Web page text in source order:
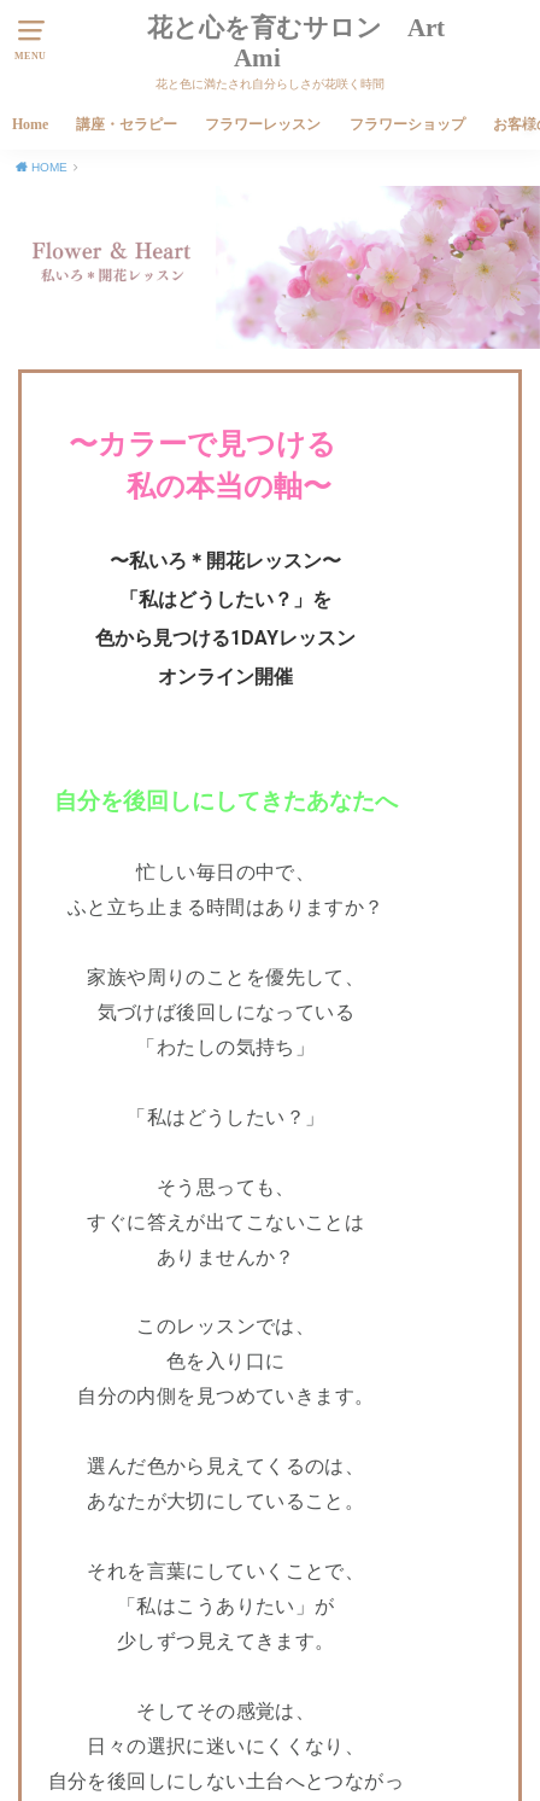
MENU
花と心を育むサロン Art
Ami
花と色に満たされ自分らしさが花咲く時間
Home 講座・セラピー フラワーレッスン フラワーショップ お客様
HOME
〜カラーで見つける
私の本当の軸〜
〜私いろ＊開花レッスン〜
「私はどうしたい？」を
色から見つける1DAYレッスン
オンライン開催
自分を後回しにしてきたあなたへ
忙しい毎日の中で、
ふと立ち止まる時間はありますか？
家族や周りのことを優先して、
気づけば後回しになっている
「わたしの気持ち」
「私はどうしたい？」
そう思っても、
すぐに答えが出てこないことは
ありませんか？
このレッスンでは、
色を入り口に
自分の内側を見つめていきます。
選んだ色から見えてくるのは、
あなたが大切にしていること。
それを言葉にしていくことで、
「私はこうありたい」が
少しずつ見えてきます。
そしてその感覚は、
日々の選択に迷いにくくなり、
自分を後回しにしない土台へとつながっ